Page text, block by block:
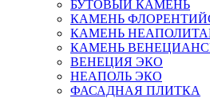
БУТОВЫЙ КАМЕНЬ
КАМЕНЬ
КАМЕНЬ
КАМЕНЬ
ВЕНЕЦИЯ ЭКО
НЕАПОЛЬ ЭКО
ФАСАДНАЯ ПЛИТКА